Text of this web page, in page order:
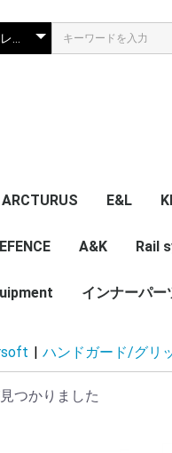
ARCTURUS
マガジン
エアガン本体
E&L
パーツ
マガジン
エアガン
A&K
エアガン本体
エアガン本体
パーツ
Rail
TWI
NB
TM
5ku
売り
インナーパー
| ハンドガード/グリ
つかりました